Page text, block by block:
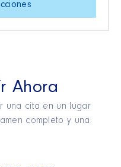
Ahora
una cita en un lugar
completo y una